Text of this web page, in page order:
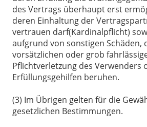
des Vertrags überhaupt erst
deren Einhaltung der
vertrauen darf(Kardinalpflicht)
aufgrund von sonstigen Schäden,
vorsätzlichen oder grob
Pflichtverletzung des Verwenders
Erfüllungsgehilfen beruhen.
(3) Im Übrigen gelten für die
gesetzlichen Bestimmungen.